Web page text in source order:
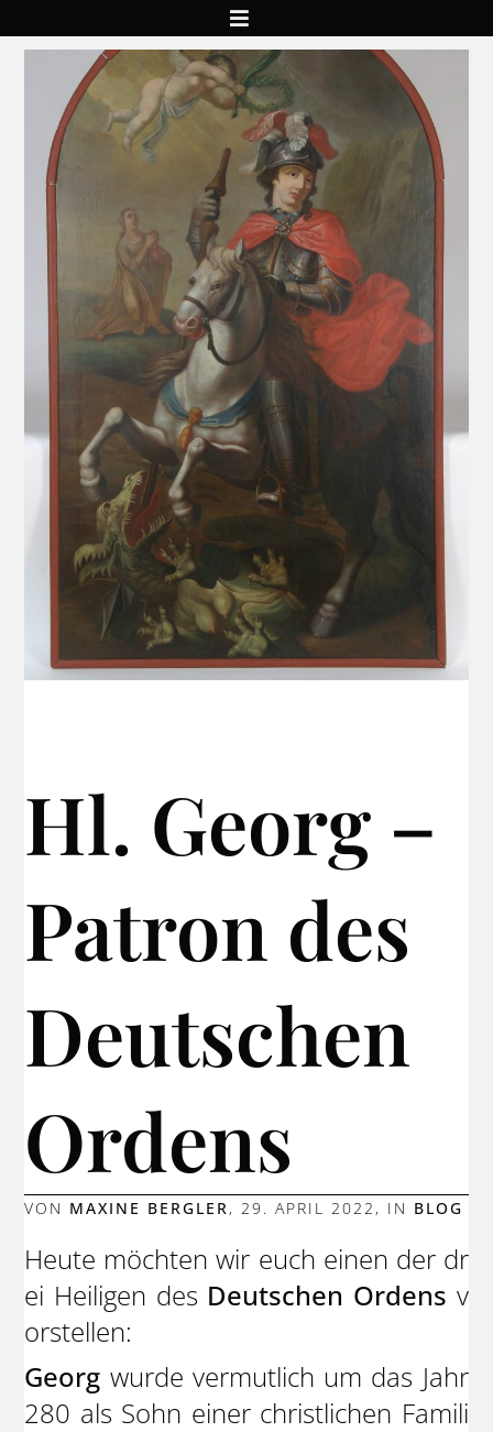
Hl. Georg –
Patron des
Deutschen
Ordens
VON MAXINE BERGLER,29. APRIL 2022 , IN BLOG
Heute möchten wir euch einen der dr
ei Heiligen des Deutschen Ordens v
orstellen:
Georg wurde vermutlich um das Jahr
280 als Sohn einer christlichen Famili